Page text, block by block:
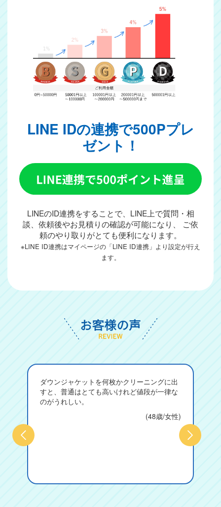
LINE IDの連携で500Pプレ
ゼント！
LINEのID連携をすることで、LINE上で質問・相
談、依頼後やお見積りの確認が可能になり、
ご依
頼のやり取りがとても便利になります。
※LINE ID連携はマイページの「LINE ID連携」より設定が行え
ます。
ダウンジャケットを何枚かクリーニングに出
すと、普通はとても高いけれど値段が一律な
のがうれしい。
(48歳/女性)